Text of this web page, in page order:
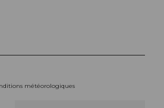
météorologiques